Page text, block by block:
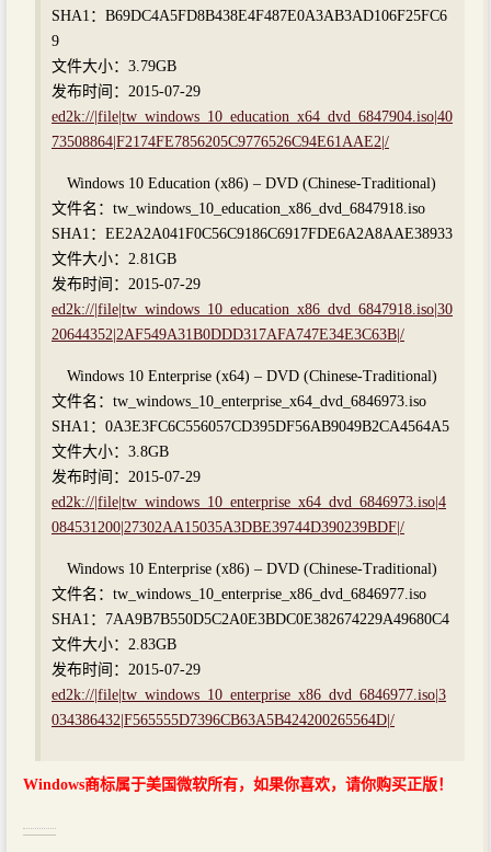
SHA1：B69DC4A5FD8B438E4F487E0A3AB3AD106F25FC6
9
文件大小：3.79GB
发布时间：2015-07-29
ed2k://|file|tw_windows_10_education_x64_dvd_6847904.iso|40
73508864|F2174FE7856205C9776526C94E61AAE2|/
Windows 10 Education (x86) – DVD (Chinese-Traditional)
文件名：tw_windows_10_education_x86_dvd_6847918.iso
SHA1：EE2A2A041F0C56C9186C6917FDE6A2A8AAE38933
文件大小：2.81GB
发布时间：2015-07-29
ed2k://|file|tw_windows_10_education_x86_dvd_6847918.iso|30
20644352|2AF549A31B0DDD317AFA747E34E3C63B|/
Windows 10 Enterprise (x64) – DVD (Chinese-Traditional)
文件名：tw_windows_10_enterprise_x64_dvd_6846973.iso
SHA1：0A3E3FC6C556057CD395DF56AB9049B2CA4564A5
文件大小：3.8GB
发布时间：2015-07-29
ed2k://|file|tw_windows_10_enterprise_x64_dvd_6846973.iso|4
084531200|27302AA15035A3DBE39744D390239BDF|/
Windows 10 Enterprise (x86) – DVD (Chinese-Traditional)
文件名：tw_windows_10_enterprise_x86_dvd_6846977.iso
SHA1：7AA9B7B550D5C2A0E3BDC0E382674229A49680C4
文件大小：2.83GB
发布时间：2015-07-29
ed2k://|file|tw_windows_10_enterprise_x86_dvd_6846977.iso|3
034386432|F565555D7396CB63A5B424200265564D|/
Windows商标属于美国微软所有，如果你喜欢，请你购买正版！